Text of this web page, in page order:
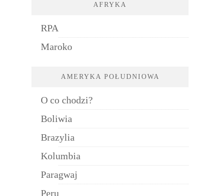
AFRYKA
RPA
Maroko
AMERYKA POŁUDNIOWA
O co chodzi?
Boliwia
Brazylia
Kolumbia
Paragwaj
Peru